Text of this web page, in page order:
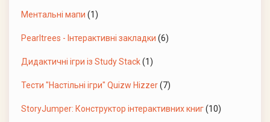
Ментальні мапи (1)
Pearltrees - Інтерактивні закладки (6)
Дидактичні ігри із Study Stack(1)
Тести "Настільні ігри" Quizw Hizzer(7)
StoryJumper: Конструктор інтерактивних книг(10)